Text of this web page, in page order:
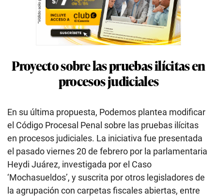
Proyecto sobre las pruebas ilícitas en
procesos judiciales
En su última propuesta, Podemos plantea modificar
el Código Procesal Penal sobre las pruebas ilícitas
en procesos judiciales. La iniciativa fue presentada
el pasado viernes 20 de febrero por la parlamentaria
Heydi Juárez, investigada por el Caso
‘Mochasueldos’, y suscrita por otros legisladores de
la agrupación con carpetas fiscales abiertas, entre